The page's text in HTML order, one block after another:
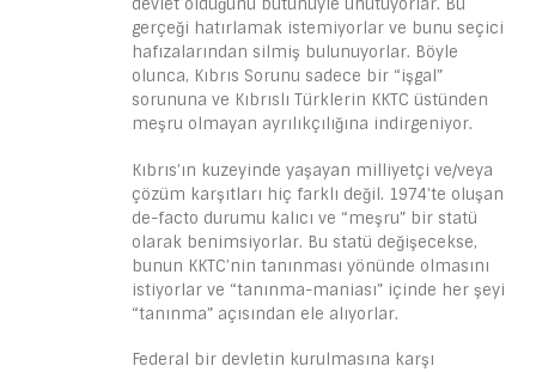
devlet olduğunu bütünüyle unutuyorlar. Bu
gerçeği hatırlamak istemiyorlar ve bunu seçici
hafızalarından silmiş bulunuyorlar. Böyle
olunca, Kıbrıs Sorunu sadece bir “işgal”
sorununa ve Kıbrıslı Türklerin KKTC üstünden
meşru olmayan ayrılıkçılığına indirgeniyor.
Kıbrıs’ın kuzeyinde yaşayan milliyetçi ve/veya
çözüm karşıtları hiç farklı değil. 1974’te oluşan
de-facto durumu kalıcı ve “meşru” bir statü
olarak benimsiyorlar. Bu statü değişecekse,
bunun KKTC’nin tanınması yönünde olmasını
istiyorlar ve “tanınma-maniası” içinde her şeyi
“tanınma” açısından ele alıyorlar.
Federal bir devletin kurulmasına karşı